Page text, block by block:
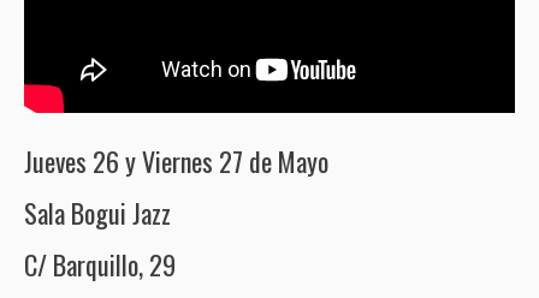
Jueves 26 y Viernes 27 de Mayo
Sala Bogui Jazz
C/ Barquillo, 29